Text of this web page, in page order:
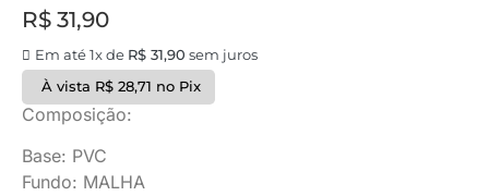
R$ 31,90
Em até 1x de R$ 31,90 sem juros
À vista R$28,71 no Pix
Composição:
Base: PVC
Fundo: MALHA